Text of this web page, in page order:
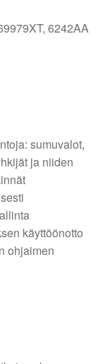
6242AA
sumuvalot,
ja niiden
käyttöönotto
ohjaimen